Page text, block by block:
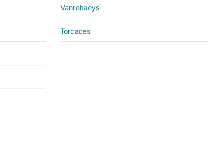
Vanrobaeys
Torcaces